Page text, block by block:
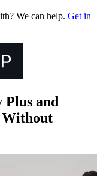
We can help. Get in
Plus and
Without